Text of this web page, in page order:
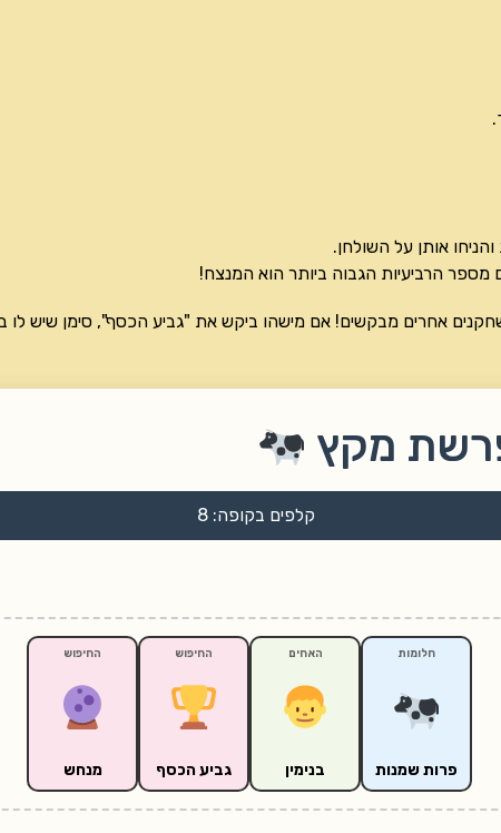
אותן על השולחן.
הרביעיות הגבוה ביותר הוא המנצח!
אחרים מבקשים! אם מישהו ביקש את "גביע הכסף", סימן שיש לו
מקץ
קלפים בקופה: 8
חלומות
פרות שמנות
האחים
בנימין
החיפוש
גביע הכסף
החיפוש
מנחש